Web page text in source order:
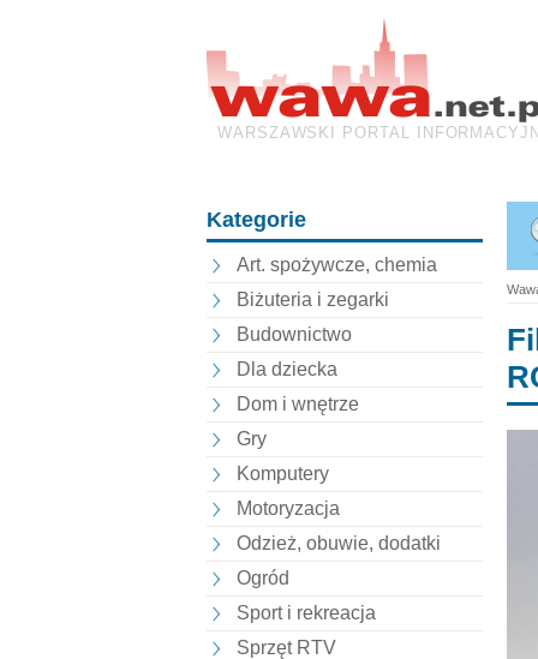
WARSZAWSKI PORTAL
Kategorie
Art. spożywcze, chemia
Biżuteria i zegarki
Budownictwo
Dla dziecka
Dom i wnętrze
Gry
Komputery
Motoryzacja
Odzież, obuwie, dodatki
Ogród
Sport i rekreacja
Sprzęt RTV